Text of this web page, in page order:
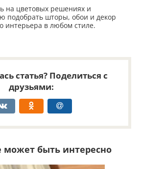
на цветовых решениях и
подобрать шторы, обои и декор
интерьера в любом стиле.
статья? Поделиться с
друзьями:
может быть интересно